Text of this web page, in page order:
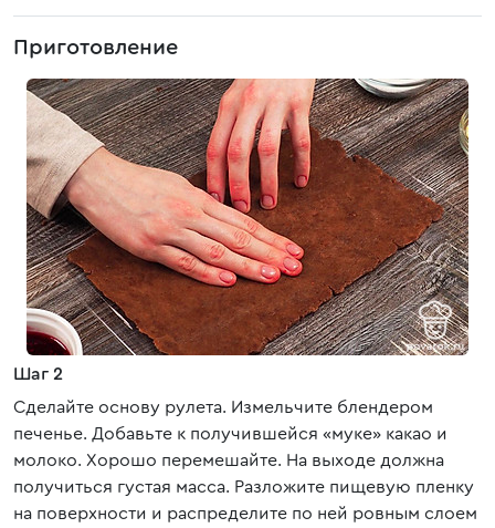
Приготовление
Шаг 2
Сделайте основу рулета. Измельчите блендером
печенье. Добавьте к получившейся «муке» какао и
молоко. Хорошо перемешайте. На выходе должна
получиться густая масса. Разложите пищевую пленку
на поверхности и распределите по ней ровным слоем